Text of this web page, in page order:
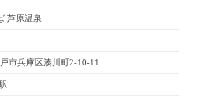
芦原温泉
市兵庫区湊川町2-10-11